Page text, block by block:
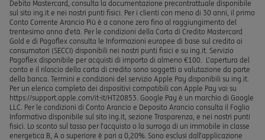
Debito Mastercard, consulta la documentazione precontrattuale disponibile
sul sito ing.it e nei nostri punti fisici. Per i clienti con meno di 30 anni, il primo
Conto Corrente Arancio Più è a canone zero fino al raggiungimento del
trentesimo anno d’età. Per le condizioni della Carta di Credito Mastercard
Gold e di Pagoflex consulta le Informazioni europee di base sul credito ai
consumatori (SECCI) disponibili nei nostri punti fisici e su ing.it. Servizio
Pagoflex disponibile per acquisti di importo di almeno €100. L’apertura del
conto e il rilascio della carta di credito sono soggetti a valutazione da parte
della banca. Termini e condizioni del servizio Apple Pay disponibili su ing.it.
Per un elenco completo dei dispositivi compatibili con Apple Pay vai su
https://support.apple.com/it-it/HT20853. Google Pay è un marchio di Google
LLC. Per le condizioni di Conto Arancio e Deposito Arancio consulta il Foglio
Informativo disponibile sul sito ing.it, sezione Trasparenza, e nei nostri punti
fisici. Lo sconto sul tasso per l’acquisto o la surroga di un immobile in classe
energetica B, A o superiore è pari a 0,20%. Sono esclusi dall’applicazione